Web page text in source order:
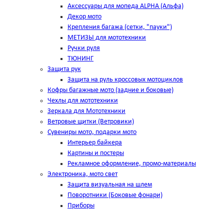
Аксессуары для мопеда ALPHA (Альфа)
Декор мото
Крепления багажа (сетки, "пауки")
МЕТИЗЫ для мототехники
Ручки руля
ТЮНИНГ
Защита рук
Защита на руль кроссовых мотоциклов
Кофры багажные мото (задние и боковые)
Чехлы для мототехники
Зеркала для Мототехники
Ветровые щитки (Ветровики)
Сувениры мото, подарки мото
Интерьер байкера
Картины и постеры
Рекламное оформление, промо-материалы
Электроника, мото свет
Защита визуальная на шлем
Поворотники (Боковые фонари)
Приборы